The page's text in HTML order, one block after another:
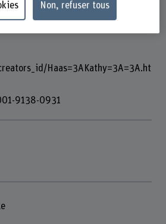
Haas=3AKathy=3A=3A.ht
9138-0931
Non, refuser tous